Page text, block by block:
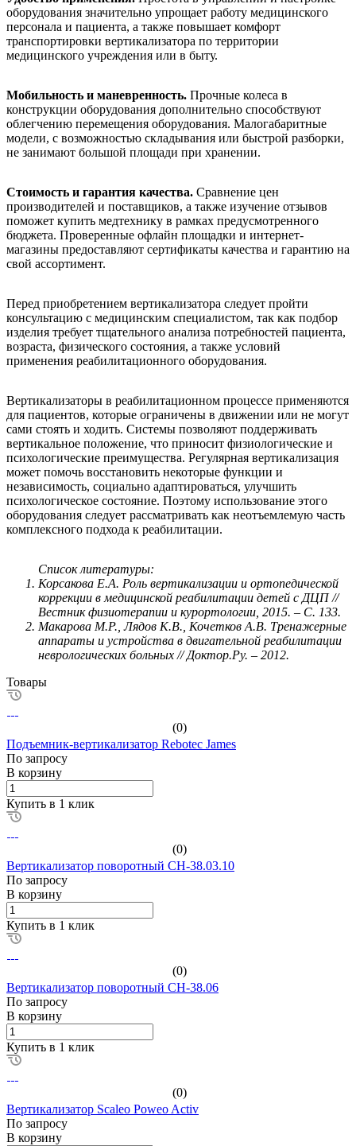
оборудования значительно упрощает работу медицинского
персонала и пациента, а также повышает комфорт
транспортировки вертикализатора по территории
медицинского учреждения или в быту.
Мобильность и маневренность. Прочные колеса в
конструкции оборудования дополнительно способствуют
облегчению перемещения оборудования. Малогабаритные
модели, с возможностью складывания или быстрой разборки,
не занимают большой площади при хранении.
Стоимость и гарантия качества. Сравнение цен
производителей и поставщиков, а также изучение отзывов
поможет купить медтехнику в рамках предусмотренного
бюджета. Проверенные офлайн площадки и интернет-
магазины предоставляют сертификаты качества и гарантию на
свой ассортимент.
Перед приобретением вертикализатора следует пройти
консультацию с медицинским специалистом, так как подбор
изделия требует тщательного анализа потребностей пациента,
возраста, физического состояния, а также условий
применения реабилитационного оборудования.
Вертикализаторы в реабилитационном процессе применяются
для пациентов, которые ограничены в движении или не могут
сами стоять и ходить. Системы позволяют поддерживать
вертикальное положение, что приносит физиологические и
психологические преимущества. Регулярная вертикализация
может помочь восстановить некоторые функции и
независимость, социально адаптироваться, улучшить
психологическое состояние. Поэтому использование этого
оборудования следует рассматривать как неотъемлемую часть
комплексного подхода к реабилитации.
Список литературы:
Корсакова Е.А. Роль вертикализации и ортопедической
коррекции в медицинской реабилитации детей с ДЦП //
Вестник физиотерапии и курортологии, 2015. – С. 133.
Макарова М.Р., Лядов К.В., Кочетков А.В. Тренажерные
аппараты и устройства в двигательной реабилитации
неврологических больных // Доктор.Ру. – 2012.
Товары
(0)
Подъемник-вертикализатор Rebotec James
По запросу
В корзину
Купить в 1 клик
(0)
Вертикализатор поворотный CH-38.03.10
По запросу
В корзину
Купить в 1 клик
(0)
Вертикализатор поворотный CH-38.06
По запросу
В корзину
Купить в 1 клик
(0)
Вертикализатор Scaleo Poweo Activ
По запросу
В корзину